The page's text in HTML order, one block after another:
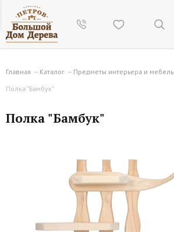
Главная — Каталог — Предметы интерьера и мебель
Полка "Бамбук"
Полка "Бамбук"